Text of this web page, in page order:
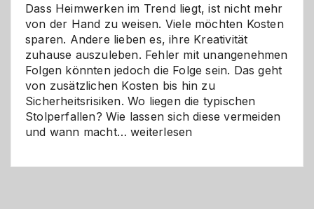
Dass Heimwerken im Trend liegt, ist nicht mehr
von der Hand zu weisen. Viele möchten Kosten
sparen. Andere lieben es, ihre Kreativität
zuhause auszuleben. Fehler mit unangenehmen
Folgen könnten jedoch die Folge sein. Das geht
von zusätzlichen Kosten bis hin zu
Sicherheitsrisiken. Wo liegen die typischen
Stolperfallen? Wie lassen sich diese vermeiden
und wann macht…Selber
weiterlesen